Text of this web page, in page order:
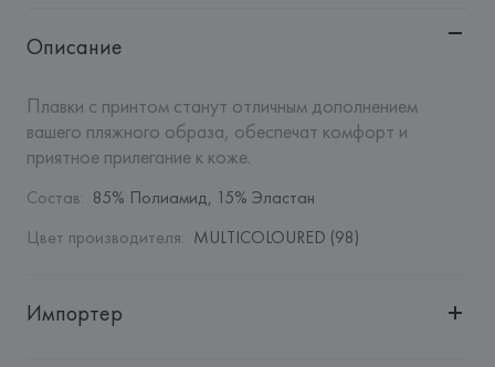
Описание
Плавки с принтом станут отличным дополнением
вашего пляжного образа, обеспечат комфорт и
приятное прилегание к коже.
Состав: 85% Полиамид, 15% Эластан
Цвет производителя: MULTICOLOURED (98)
Импортер